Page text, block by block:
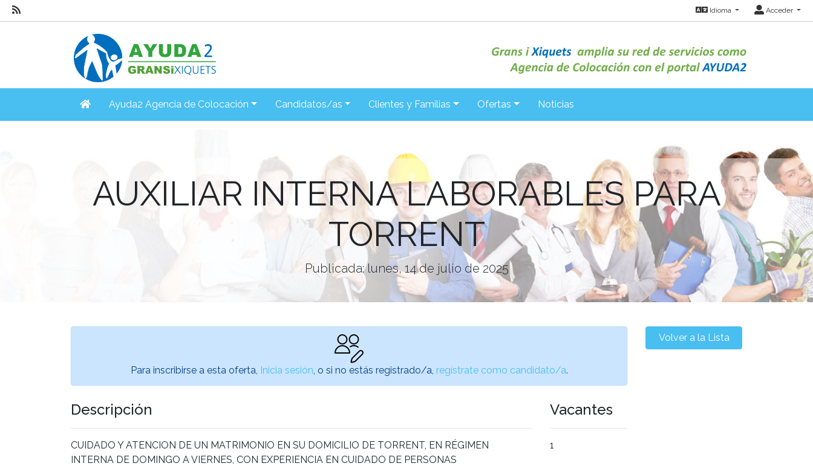
Idioma Acceder
Ayuda2 Agencia de Colocación Candidatos/as Clientes y Familias Ofertas Noticias
AUXILIAR INTERNA LABORABLES PARA
TORRENT
Publicada: lunes, 14 de julio de 2025
Para inscribirse a esta oferta, Inicia sesión , o si no estás registrado/a, regístrate como candidato/a.
Descripción
CUIDADO Y ATENCION DE UN MATRIMONIO EN SU DOMICILIO DE TORRENT, EN RÉGIMEN
INTERNA DE DOMINGO A VIERNES, CON EXPERIENCIA EN CUIDADO DE PERSONAS
Vacantes
1
Volver a la Lista